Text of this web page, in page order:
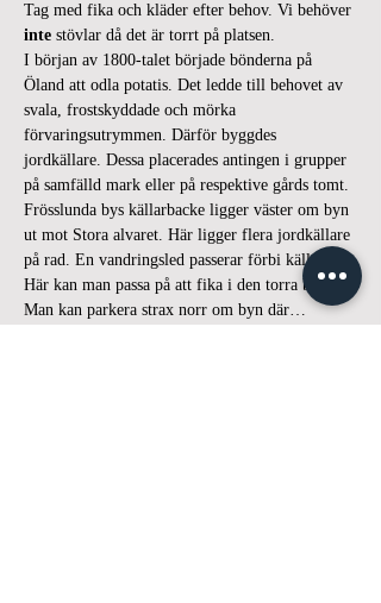
Tag med fika och kläder efter behov. Vi behöver
inte stövlar då det är torrt på platsen.
I början av 1800-talet började bönderna på
Öland att odla potatis. Det ledde till behovet av
svala, frostskyddade och mörka
förvaringsutrymmen. Därför byggdes
jordkällare. Dessa placerades antingen i grupper
på samfälld mark eller på respektive gårds tomt.
Frösslunda bys källarbacke ligger väster om byn
ut mot Stora alvaret. Här ligger flera jordkällare
på rad. En vandringsled passerar förbi källarna.
Här kan man passa på att fika i den torra backen.
Man kan parkera strax norr om byn där…